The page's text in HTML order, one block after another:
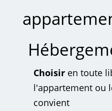
Choisir en toute
l'appartement ou
convient